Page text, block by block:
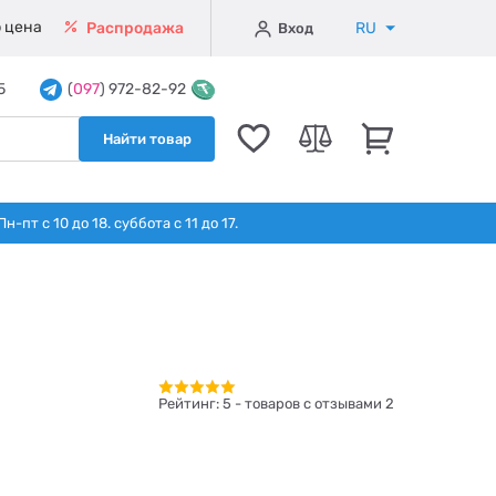
цена Распродажа Вход RU
(097) 972-82-92
Найти товар
с 10 до 18. суббота с 11 до 17.
Рейтинг: 5 - товаров с отзывами 2